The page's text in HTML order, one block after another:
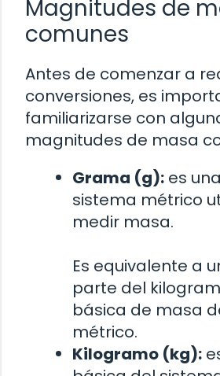
Magnitudes de
comunes
Antes de comenzar a
conversiones, es
familiarizarse con
magnitudes de masa
Grama (g): es
sistema métrico
medir masa.
Es equivalente a
parte del
básica de masa
métrico.
Kilogramo (kg):